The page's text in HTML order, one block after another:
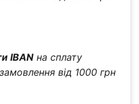
IBAN на сплату
від 1000 грн